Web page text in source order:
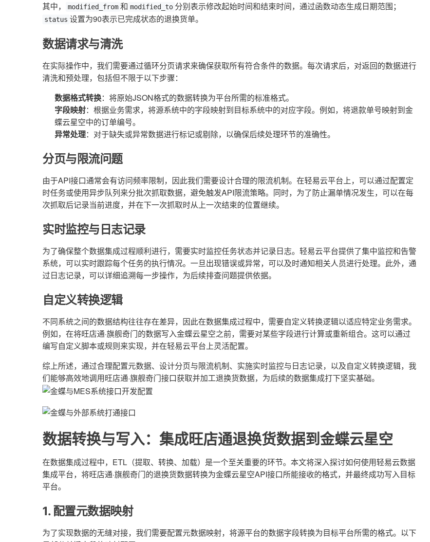
其中， modified_from 和 modified_to 分别表示修改起始时间和结束时间，通过函数动态生成日期范围；
status 设置为90表示已完成状态的退换货单。
数据请求与清洗
在实际操作中，我们需要通过循环分页请求来确保获取所有符合条件的数据。每次请求后，对返回的数据进行
清洗和预处理，包括但不限于以下步骤：
数据格式转换：将原始JSON格式的数据转换为平台所需的标准格式。
字段映射：根据业务需求，将源系统中的字段映射到目标系统中的对应字段。例如，将退款单号映射到金
蝶云星空中的订单编号。
异常处理：对于缺失或异常数据进行标记或剔除，以确保后续处理环节的准确性。
分页与限流问题
由于API接口通常会有访问频率限制，因此我们需要设计合理的限流机制。在轻易云平台上，可以通过配置定
时任务或使用异步队列来分批次抓取数据，避免触发API限流策略。同时，为了防止漏单情况发生，可以在每
次抓取后记录当前进度，并在下一次抓取时从上一次结束的位置继续。
实时监控与日志记录
为了确保整个数据集成过程顺利进行，需要实时监控任务状态并记录日志。轻易云平台提供了集中监控和告警
系统，可以实时跟踪每个任务的执行情况。一旦出现错误或异常，可以及时通知相关人员进行处理。此外，通
过日志记录，可以详细追溯每一步操作，为后续排查问题提供依据。
自定义转换逻辑
不同系统之间的数据结构往往存在差异，因此在数据集成过程中，需要自定义转换逻辑以适应特定业务需求。
例如，在将旺店通·旗舰奇门的数据写入金蝶云星空之前，需要对某些字段进行计算或重新组合。这可以通过
编写自定义脚本或规则来实现，并在轻易云平台上灵活配置。
综上所述，通过合理配置元数据、设计分页与限流机制、实施实时监控与日志记录，以及自定义转换逻辑，我
们能够高效地调用旺店通·旗舰奇门接口获取并加工退换货数据，为后续的数据集成打下坚实基础。
数据转换与写入：集成旺店通退换货数据到金蝶云星空
在数据集成过程中，ETL（提取、转换、加载）是一个至关重要的环节。本文将深入探讨如何使用轻易云数据
集成平台，将旺店通·旗舰奇门的退换货数据转换为金蝶云星空API接口所能接收的格式，并最终成功写入目标
平台。
1. 配置元数据映射
为了实现数据的无缝对接，我们需要配置元数据映射，将源平台的数据字段转换为目标平台所需的格式。以下